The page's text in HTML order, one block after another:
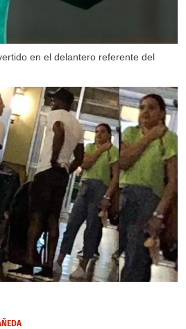
en el delantero referente del